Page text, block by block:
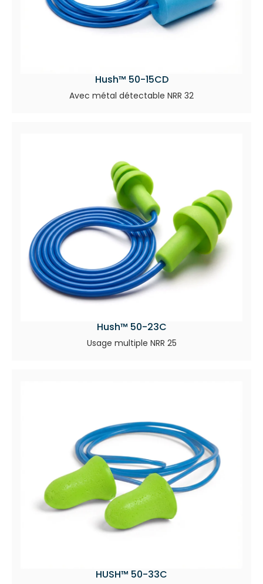
Hush™ 50-15CD
Avec métal détectable NRR 32
Hush™ 50-23C
Usage multiple NRR 25
HUSH™ 50-33C